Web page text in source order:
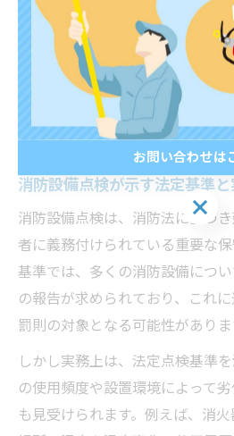
維持管理を目指しましょう。
法定基準と耐用年数
解
消防設備点検が示す法定基準
消防設備点検は、消防法に基づ
者に義務付けられている重要な
基準では、多くの消防設備につ
の報告が求められており、これ
罰則の対象となる可能性がありま
しかし実務上は、法定点検基準
の使用頻度や設置環境によって
も見受けられます。例えば、消
お問い合わせは
お問い合わせは